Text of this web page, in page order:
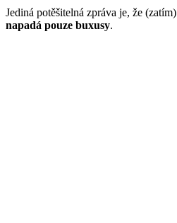
Jediná potěšitelná zpráva je, že (zatím)
napadá pouze buxusy.